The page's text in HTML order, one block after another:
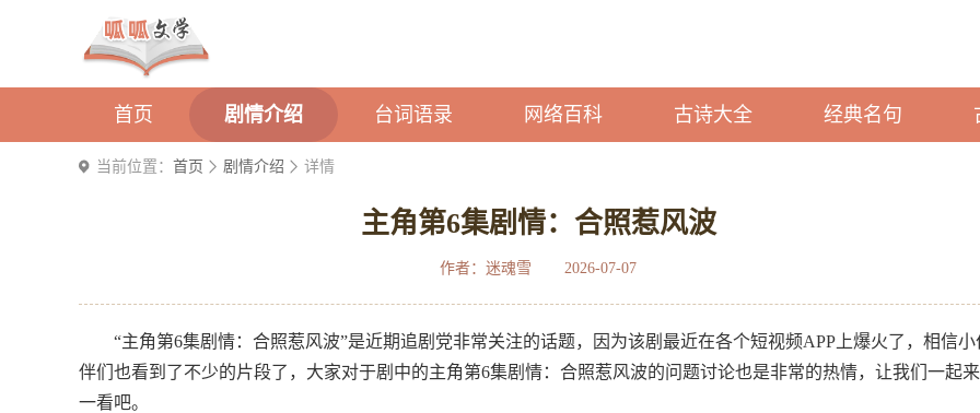
首页 剧情介绍 台词语录 网络百科 古诗大全 经典名句
当前位置： 首页 剧情介绍 详情
主角第6集剧情：合照惹风波
作者：迷魂雪 2026-07-07
“主角第6集剧情：合照惹风波”是近期追剧党非常关注的话题，因为该剧最近在各个短视频APP上爆火了，相信小
伴们也看到了不少的片段了，大家对于剧中的主角第6集剧情：合照惹风波的问题讨论也是非常的热情，让我们一起
一看吧。